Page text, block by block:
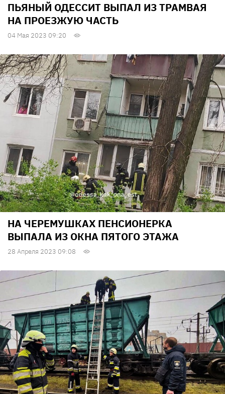
ПЬЯНЫЙ ОДЕССИТ ВЫПАЛ ИЗ ТРАМВАЯ
НА ПРОЕЗЖУЮ ЧАСТЬ
04 Мая 2023 09:20
НА ЧЕРЕМУШКАХ ПЕНСИОНЕРКА
ВЫПАЛА ИЗ ОКНА ПЯТОГО ЭТАЖА
28 Апреля 2023 09:08